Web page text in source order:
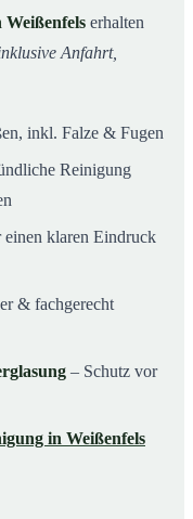
Weißenfels erhalten
Anfahrt,
inkl. Falze & Fugen
Reinigung
einen klaren Eindruck
& fachgerecht
– Schutz vor
in Weißenfels